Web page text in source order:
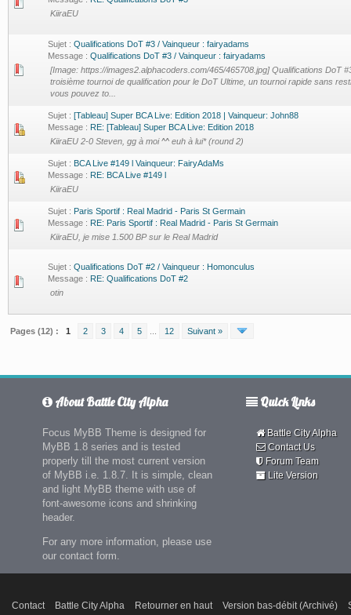
KiiraEU
Sujet : Qualifications DoT #3 / Vainqueur : fairyadams
Message : Qualifications DoT #3 / Vainqueur : fairyadams
[Image: https://images2.alphacoders.com/465/465708.jpg] Qualifications DoT
troisième tournoi de qualification pour le DoT Ultime, un tournoi rapide sans
vous pouvez to...
Sujet : [Tableau] Super BCA Live: Edition 2018 | Vainqueur: John88
Message : RE: [Tableau] Super BCA Live: Edition 2018
KiiraEU 2-0 Steven, gg à moi ^^ euh à lui* (round 2)
Sujet : BCA Live #149 l Vainqueur: FairyAdaMs
Message : RE: BCA Live #149 l
KiiraEU
Sujet : Paris Sportif : Real Madrid - Paris St Germain
Message : RE: Paris Sportif : Real Madrid - Paris St Germain
KiiraEU, je mise 1.500 BP sur le Real Madrid
Sujet : Qualifications DoT #2 / Vainqueur : Homonculus
Message : RE: Qualifications DoT #2
otin
Pages (12) : 1 2 3 4 5 12 Suivant »
About Battle City Alpha
Focus MyBB Theme is designed for
MyBB 1.8 series and is tested
properly till the most current version
of MyBB i.e. 1.8.7. It is simple, clean
and light MyBB theme with use of
font-awesome icons and shrinking
header.
For any more information, please use
our contact form.
Quick Links
Battle City Alpha
Contact Us
Forum Team
Lite Version
Contact Battle City Alpha Retourner en haut Version bas-débit (Archivé)